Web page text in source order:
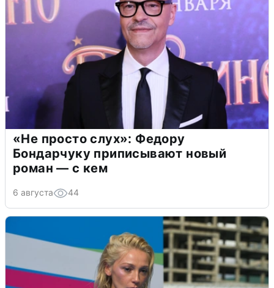
«Не просто слух»: Федору
Бондарчуку приписывают новый
роман — с кем
6 августа 44